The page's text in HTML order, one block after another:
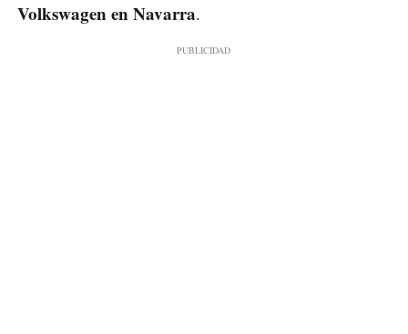
Volkswagen en Navarra.